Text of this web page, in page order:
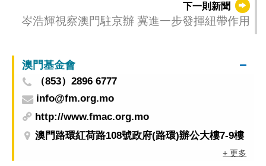
下一則新聞
岑浩輝視察澳門駐京辦 冀進一步發揮紐帶作用
澳門基金會
（853）2896 6777
info@fm.org.mo
http://www.fmac.org.mo
澳門路環紅荷路108號政府(路環)辦公大樓7-9樓
+ 更多